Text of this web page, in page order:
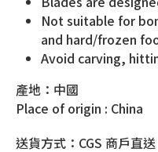
Not suitable for
and hard/frozen
Avoid carving,
產地：中國
Place of origin : China
送貨方式：CGS 商戶直送